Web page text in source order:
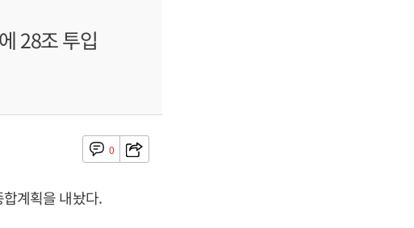
28조 투입
0
합계획을 내놨다.